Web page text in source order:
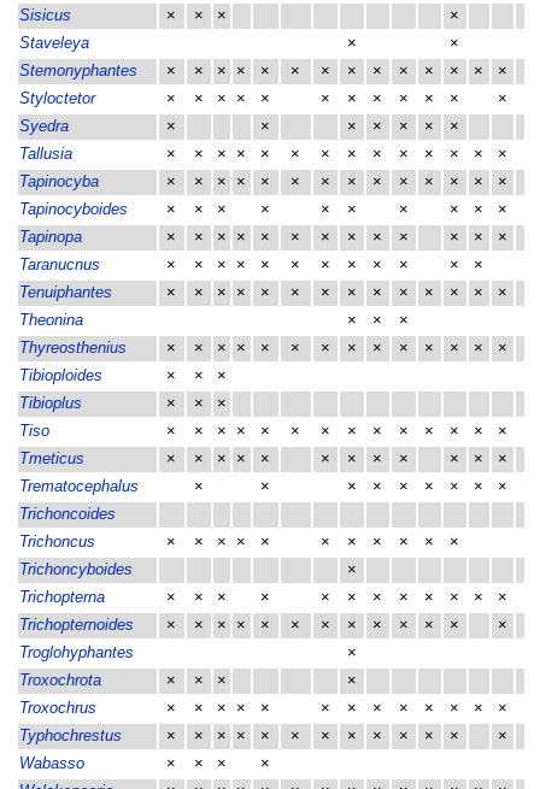
Sisicus
× × × ×
Staveleya
×
×
Stemonyphantes
× × × × × × × × × × × × × ×
Styloctetor
× × × × × × × × × × × ×
Syedra
× × × × × × ×
Tallusia
× × × × × × × × × × × × × ×
Tapinocyba
× × × × × × × × × × × × × ×
Tapinocyboides
× × × × × × × × × ×
Tapinopa
× × × × × × × × × × × × ×
Taranucnus
× × × × × × × × × × × ×
Tenuiphantes
× × × × × × × × × × × × × ×
Theonina
× ×
×
Thyreosthenius
× × × × × × × × × × × × × ×
Tibioploides
× × ×
Tibioplus
× ×
×
Tiso
× × × × × × × × × × × × × ×
Tmeticus
× × × × × × × × × × × ×
Trematocephalus
× × × × × × × ×
×
Trichoncoides
Trichoncus
× × × × × × × × × × ×
Trichoncyboides
×
Trichopterna
× × × × × × × × × × × ×
Trichopternoides
× × × × × × × × × × × × ×
Troglohyphantes
×
Troxochrota
× × × ×
Troxochrus
× × × × × × × × × × × × ×
Typhochrestus
× × × × × × × × × × × × ×
Wabasso
× × ×
×